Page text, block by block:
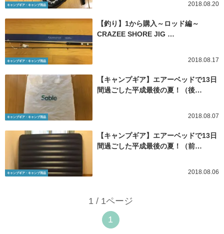
キャンプギア・キャンプ用品 2018.08.20
キャンプギア・キャンプ用品
【釣り】1から購入～ロッド編～
CRAZEE SHORE JIG …
2018.08.17
キャンプギア・キャンプ用品
【キャンプギア】エアーベッドで13日
間過ごした平成最後の夏！（後…
2018.08.07
キャンプギア・キャンプ用品
【キャンプギア】エアーベッドで13日
間過ごした平成最後の夏！（前…
2018.08.06
1 / 1ページ
1